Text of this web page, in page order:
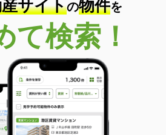
サイトの物件を
て検索！